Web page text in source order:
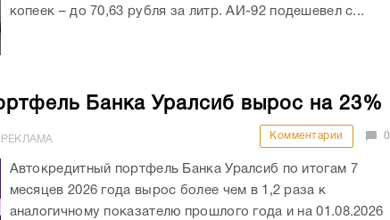
копеек – до 70,63 рубля за литр. АИ-92 подешевел с...
Банка Уралсиб вырос на 23%
РЕКЛАМА Комментарии 0
Автокредитный портфель Банка Уралсиб по итогам 7
месяцев 2026 года вырос более чем в 1,2 раза к
аналогичному показателю прошлого года и на 01.08.2026